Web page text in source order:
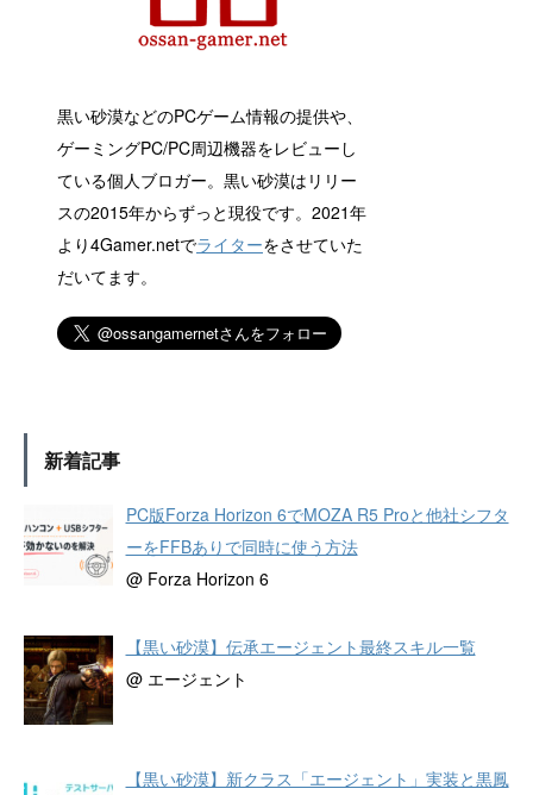
黒い砂漠などのPCゲーム情報の提供や、
ゲーミングPC/PC周辺機器をレビューし
ている個人ブロガー。黒い砂漠はリリー
スの2015年からずっと現役です。2021年
より4Gamer.netでライターをさせていた
だいてます。
新着記事
PC版Forza Horizon 6でMOZA R5 Proと他社シフタ
ーをFFBありで同時に使う方法
@ Forza Horizon 6
【黒い砂漠】伝承エージェント最終スキル一覧
@ エージェント
【黒い砂漠】新クラス「エージェント」実装と黒鳳